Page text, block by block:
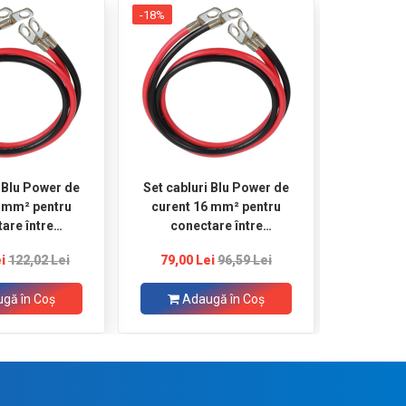
Power de
pentru
între
ocheti
122,02 Lei
în Coş
Set cabluri Blu Power de
curent 16 mm² pentru
conectare între
roșu şi 1 m negru,
conectori Ø8
79,00 Lei96,59 Lei
-18%
Adaugă în Coş